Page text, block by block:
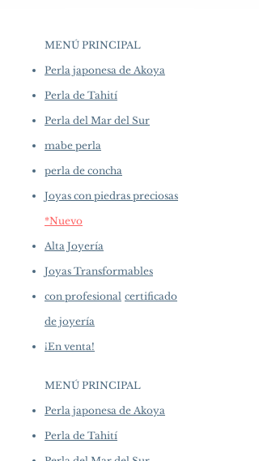
MENÚ PRINCIPAL
Perla japonesa de Akoya
Perla de Tahití
Perla del Mar del Sur
mabe perla
perla de concha
Joyas con piedras preciosas
*Nuevo
Alta Joyería
Joyas Transformables
con profesional certificado
de joyería
¡En venta!
MENÚ PRINCIPAL
Perla japonesa de Akoya
Perla de Tahití